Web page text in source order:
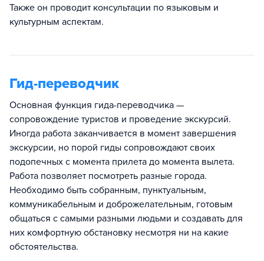
Также он проводит консультации по языковым и
культурным аспектам.
Гид-переводчик
Основная функция гида-переводчика —
сопровождение туристов и проведение экскурсий.
Иногда работа заканчивается в момент завершения
экскурсии, но порой гиды сопровождают своих
подопечных с момента прилета до момента вылета.
Работа позволяет посмотреть разные города.
Необходимо быть собранным, пунктуальным,
коммуникабельным и доброжелательным, готовым
общаться с самыми разными людьми и создавать для
них комфортную обстановку несмотря ни на какие
обстоятельства.